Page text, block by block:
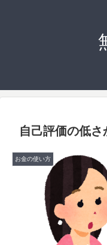
自己評価の低さ
お金の使い方